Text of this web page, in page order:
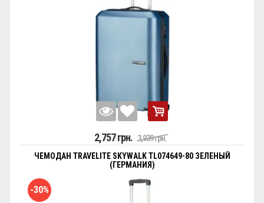
2,757 грн. 3,939 грн.
ЧЕМОДАН TRAVELITE SKYWALK TL074649-80 ЗЕЛЕНЫЙ
(ГЕРМАНИЯ)
-30%